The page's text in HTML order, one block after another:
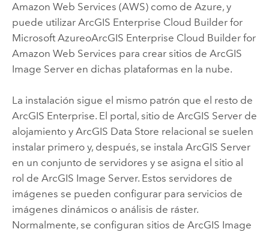
Amazon Web Services (AWS)como de Azure, y
puede utilizar ArcGIS Enterprise Cloud Builder for
Microsoft AzureoArcGIS Enterprise Cloud Builder for
Amazon Web Services para crear sitios de ArcGIS
Image Serveren dichas plataformas en la nube.
La instalación sigue el mismo patrón que el resto de
ArcGIS Enterprise. El portal, sitio de ArcGIS Serverde
alojamiento y ArcGIS Data Store relacional se suelen
instalar primero y, después, se instala ArcGIS Server
en un conjunto de servidores y se asigna el sitio al
rol de ArcGIS Image Server. Estos servidores de
imágenes se pueden configurar para servicios de
imágenes dinámicos o análisis de ráster.
Normalmente, se configuran sitios de ArcGIS Image